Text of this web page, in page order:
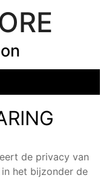
de privacy van
het bijzonder de